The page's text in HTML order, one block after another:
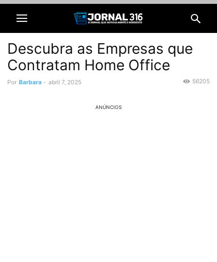
Descubra as Empresas que
Contratam Home Office
Por Barbara - abril 7, 2025 56205
ANÚNCIOS